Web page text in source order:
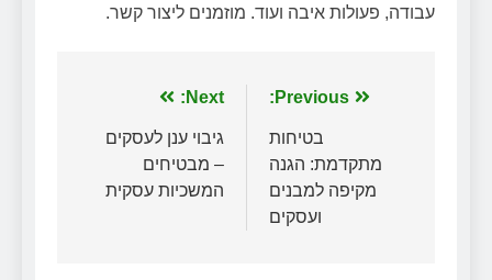
עבודה, פעולות איבה ועוד. מוזמנים ליצור קשר.
ניווט Previous:
בטיחות
מתקדמת: הגנה
מקיפה למבנים
ועסקים
Next:
גיבוי ענן לעסקים
– מבטיחים
המשכיות עסקית